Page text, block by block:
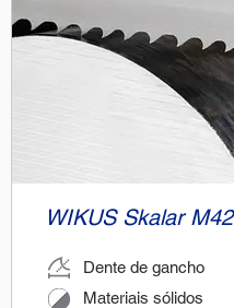
WIKUS Skalar M42
Dente de gancho
Materiais sólidos